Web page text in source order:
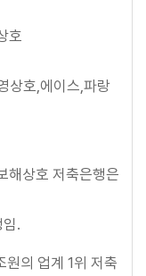
호
상호,에이스,파랑
해상호 저축은행은
.
의 업계 1위 저축